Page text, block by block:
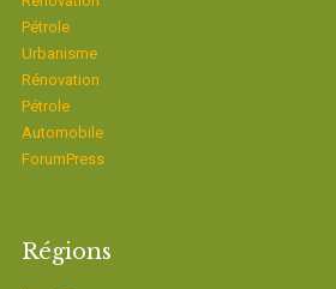
Pétrole
Urbanisme
Rénovation
Pétrole
Automobile
ForumPress
Régions